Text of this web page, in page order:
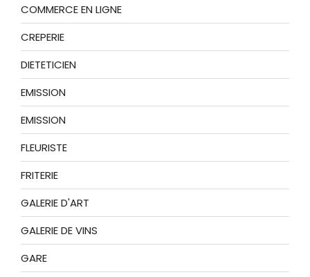
COMMERCE EN LIGNE
CREPERIE
DIETETICIEN
EMISSION
EMISSION
FLEURISTE
FRITERIE
GALERIE D'ART
GALERIE DE VINS
GARE